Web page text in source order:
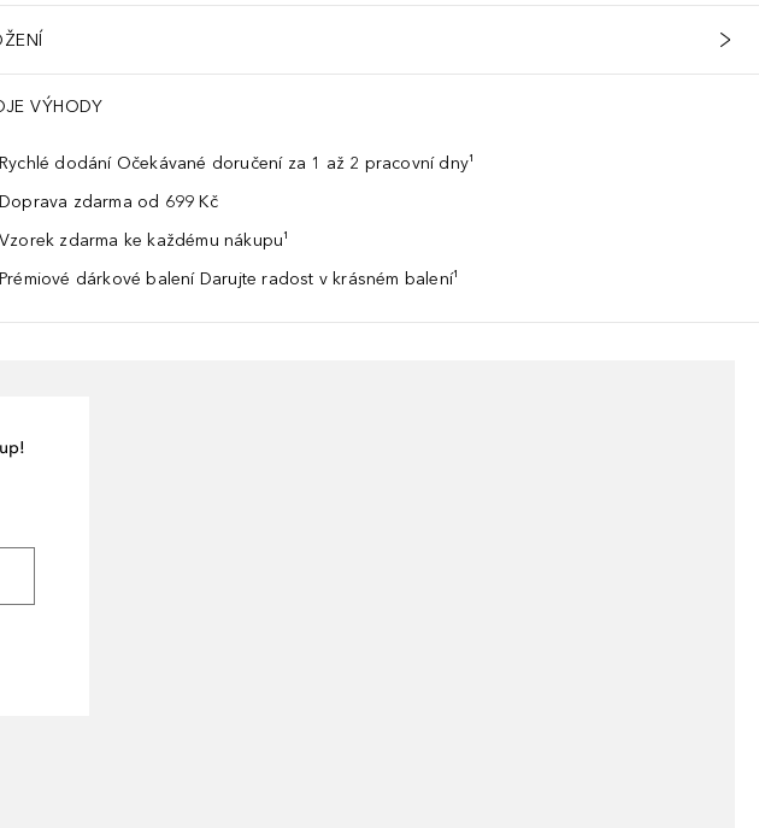
VÝHODY
Rychlé dodání Očekávané doručení za 1 až 2 pracovní dny¹
Doprava zdarma od 699 Kč
Vzorek zdarma ke každému nákupu¹
Prémiové dárkové balení Darujte radost v krásném balení¹